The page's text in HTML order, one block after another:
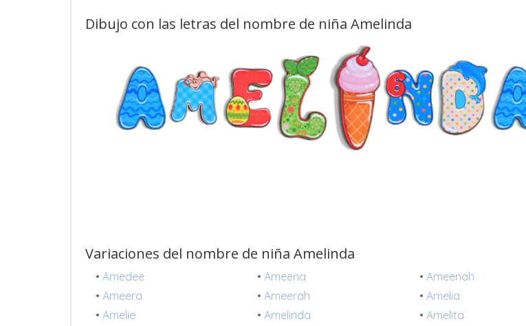
Dibujo con las letras del nombre de niña Amelinda
Variaciones del nombre de niña Amelinda
• Amedee • Ameena • Ameenah
• Ameera • Ameerah • Amelia
• Amelie • Amelinda • Amelita